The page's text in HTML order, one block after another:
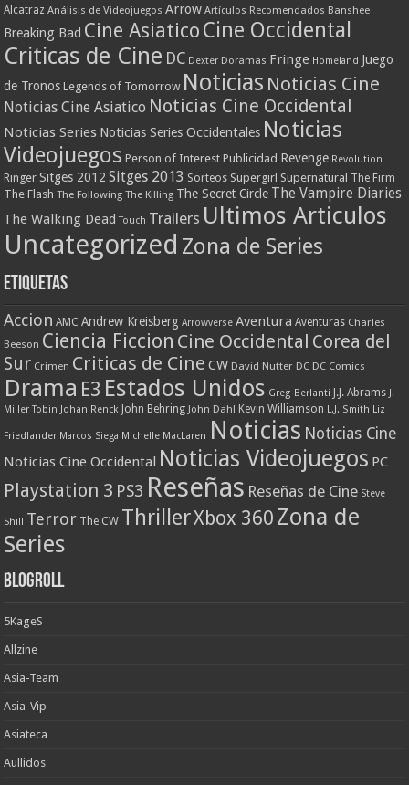
Alcatraz Análisis de Videojuegos Arrow Artículos Recomendados Banshee
Breaking Bad Cine AsiaticoCine Occidental
Criticas de Cine DC Dexter Doramas Fringe Homeland Juego
de Tronos Legends of Tomorrow Noticias Noticias Cine
Noticias Cine Asiatico Noticias Cine Occidental
Noticias Series Noticias Series Occidentales Noticias
Videojuegos Person of Interest Publicidad Revenge Revolution
Ringer Sitges 2012 Sitges 2013 Sorteos Supergirl Supernatural The Firm
The Flash The Following The Killing The Secret Circle The Vampire Diaries
The Walking Dead Touch Trailers Ultimos Articulos
Uncategorized Zona de Series
Etiquetas
Accion AMC Andrew Kreisberg Arrowverse Aventura Aventuras Charles
Beeson Ciencia Ficcion Cine Occidental Corea del
Sur Crimen Criticas de Cine CW David Nutter DC DC Comics
Drama E3 Estados Unidos Greg Berlanti J.J. Abrams J.
Miller Tobin
Johan Renck John Behring John Dahl Kevin Williamson L.J. Smith Liz
Friedlander Marcos Siega Michelle MacLaren Noticias Noticias Cine
Noticias Cine Occidental Noticias Videojuegos PC
Playstation 3 PS3 Reseñas Reseñas de Cine Steve
Shill Terror The CW ThrillerXbox 360 Zona de
Series
Blogroll
5KageS
Allzine
Asia-Team
Asia-Vip
Asiateca
Aullidos